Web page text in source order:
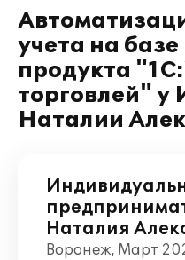
учета на
продукта
торговлей"
Наталии
Наталия
Воронеж, Март